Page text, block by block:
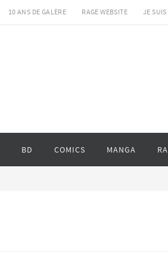
10 ANS DE GALÈRE RAGE WEBSITE JE
BD COMICS MANGA